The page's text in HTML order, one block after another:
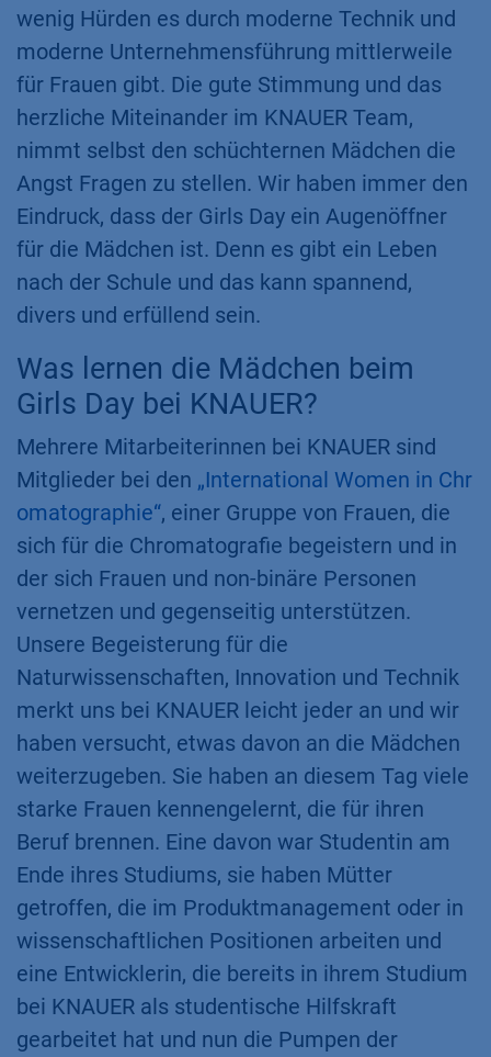
wenig Hürden es durch moderne Technik und
moderne Unternehmensführung mittlerweile
für Frauen gibt. Die gute Stimmung und das
herzliche Miteinander im KNAUER Team,
nimmt selbst den schüchternen Mädchen die
Angst Fragen zu stellen. Wir haben immer den
Eindruck, dass der Girls Day ein Augenöffner
für die Mädchen ist. Denn es gibt ein Leben
nach der Schule und das kann spannend,
divers und erfüllend sein.
Was lernen die Mädchen beim
Girls Day bei KNAUER?
Mehrere Mitarbeiterinnen bei KNAUER sind
Mitglieder bei den „International Women in Chr
omatographie“, einer Gruppe von Frauen, die
sich für die Chromatografie begeistern und in
der sich Frauen und non-binäre Personen
vernetzen und gegenseitig unterstützen.
Unsere Begeisterung für die
Naturwissenschaften, Innovation und Technik
merkt uns bei KNAUER leicht jeder an und wir
haben versucht, etwas davon an die Mädchen
weiterzugeben. Sie haben an diesem Tag viele
starke Frauen kennengelernt, die für ihren
Beruf brennen. Eine davon war Studentin am
Ende ihres Studiums, sie haben Mütter
getroffen, die im Produktmanagement oder in
wissenschaftlichen Positionen arbeiten und
eine Entwicklerin, die bereits in ihrem Studium
bei KNAUER als studentische Hilfskraft
gearbeitet hat und nun die Pumpen der